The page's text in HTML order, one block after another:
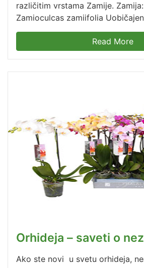
različitim vrstama Zamije.
Zamioculcas zamiifolia
Read More
Orhideja – saveti o
Ako ste novi u svetu orhideja,